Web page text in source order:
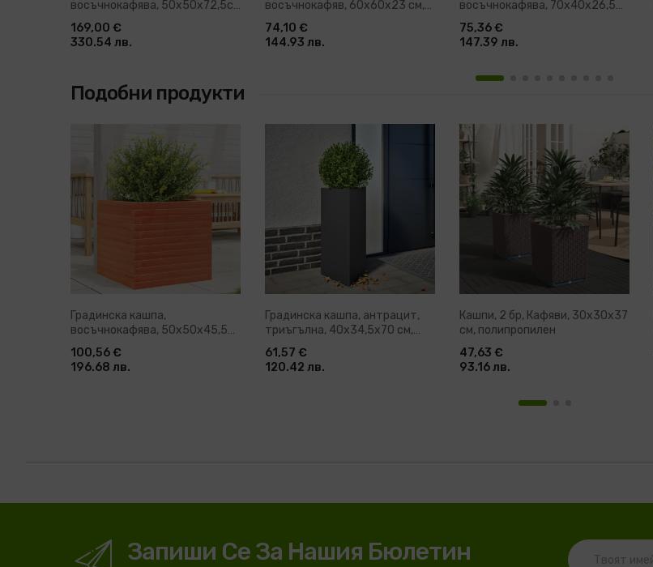
восъчнокафява, 50x50x72,5см
борово дърво масив
169,00 €
330.54 лв.
восъчнокафяв, 60x60x23 см,
борово дърво масив
74,10 €
144.93 лв.
восъчнокафява, 70x40x26,5
см, бор масив
75,36 €
147.39 лв.
Подобни продукти
Градинска кашпа,
восъчнокафява, 50x50x45,5
см, бор масив
100,56 €
196.68 лв.
Градинска кашпа, антрацит,
триъгълна, 40x34,5x70 см,
стомана
61,57 €
120.42 лв.
Кашпи, 2 бр, Кафяви, 30x30x37
см, полипропилен
47,63 €
93.16 лв.
Запиши Се За Нашия Бюлетин